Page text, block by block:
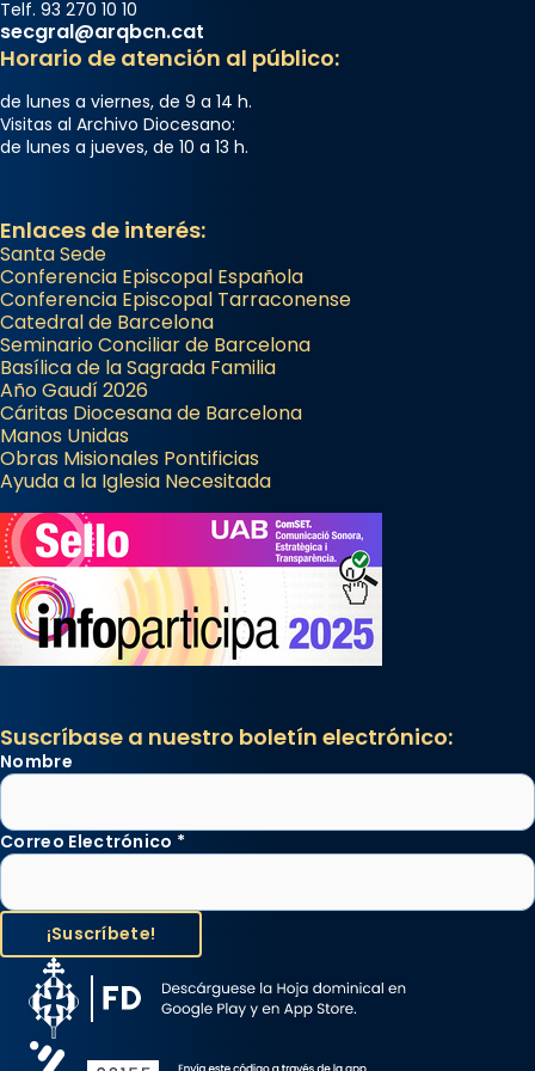
Telf. 93 270 10 10
secgral@arqbcn.cat
Horario de atención al público:
de lunes a viernes, de 9 a 14 h.
Visitas al Archivo Diocesano:
de lunes a jueves, de 10 a 13 h.
Enlaces de interés:
Santa Sede
Conferencia Episcopal Española
Conferencia Episcopal Tarraconense
Catedral de Barcelona
Seminario Conciliar de Barcelona
Basílica de la Sagrada Familia
Año Gaudí 2026
Cáritas Diocesana de Barcelona
Manos Unidas
Obras Misionales Pontificias
Ayuda a la Iglesia Necesitada
Suscríbase a nuestro boletín electrónico:
Nombre
Correo Electrónico *